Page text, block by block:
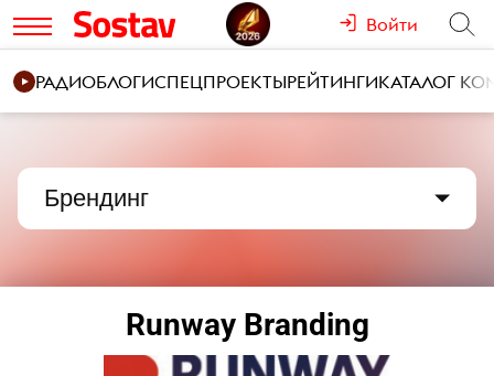
Войти
РАДИОБЛОГИСПЕЦПРОЕКТЫРЕЙТИНГИКАТАЛОГ
Брендинг
Runway Branding